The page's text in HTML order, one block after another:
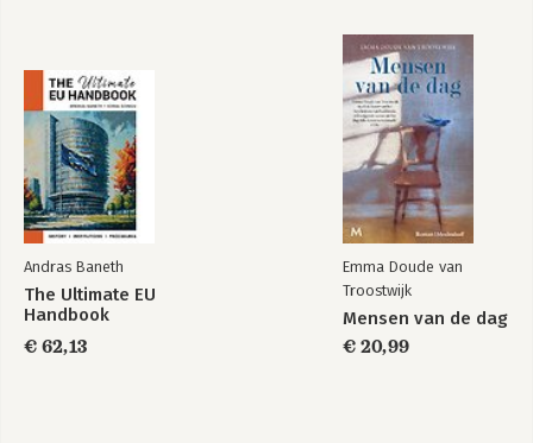
Andras Baneth
The Ultimate EU
Handbook
€ 62,13
Emma Doude van
Troostwijk
Mensen van de dag
€ 20,99